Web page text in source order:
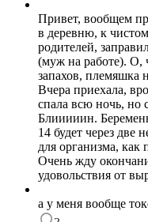
Привет, вообщем
в деревню, к
родителей,
(муж на работе). О,
запахов, племяшка
Вчера приехала,
спала всю ночь, но
Блииииин.
14 будет через две
для организма, как
Очень жду
удовольствия от
а у меня вообще